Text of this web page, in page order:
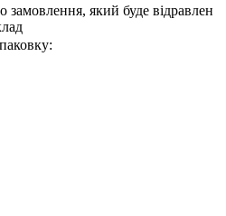
замовлення, який буде відравлен